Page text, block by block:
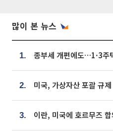
많이 본 뉴스
1.
2.
3.